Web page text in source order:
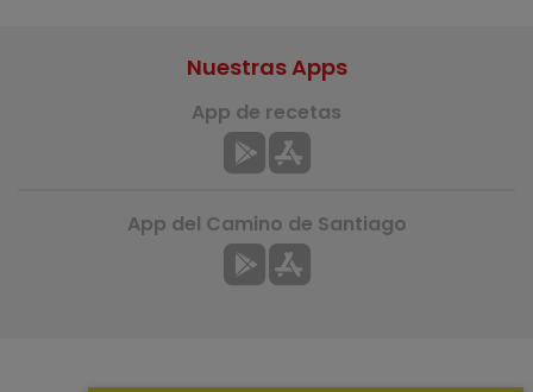
Nuestras Apps
App de recetas
App del Camino de Santiago